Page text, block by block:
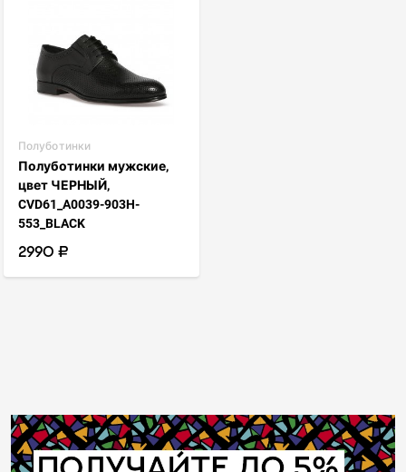
Полуботинки
Полуботинки мужские,
цвет ЧЕРНЫЙ,
CVD61_A0039-903H-
553_BLACK
2990 ₽